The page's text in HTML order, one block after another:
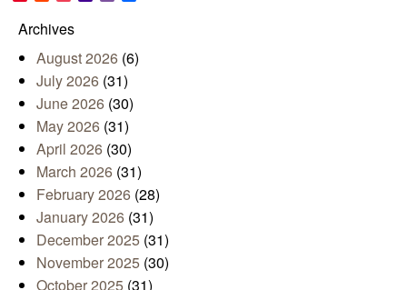
Mail
Archives
August 2026 (6)
July 2026 (31)
June 2026 (30)
May 2026 (31)
April 2026 (30)
March 2026 (31)
February 2026 (28)
January 2026 (31)
December 2025 (31)
November 2025 (30)
October 2025 (31)